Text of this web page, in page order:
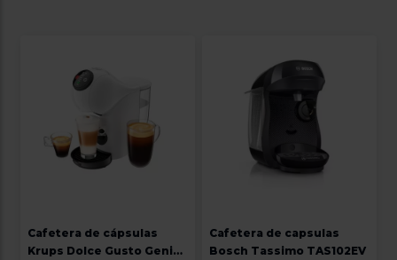
Cafetera de cápsulas
Krups Dolce Gusto Genio
Cafetera de capsulas
Bosch Tassimo TAS102EV